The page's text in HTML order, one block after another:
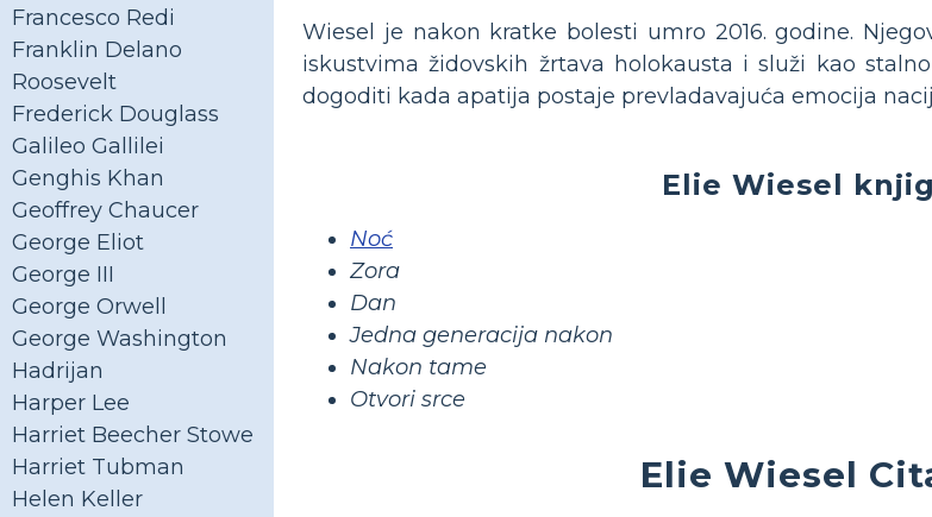
Francesco Redi
Franklin Delano
Roosevelt
Frederick Douglass
Galileo Gallilei
Genghis Khan
Geoffrey Chaucer
George Eliot
George III
George Orwell
George Washington
Hadrijan
Harper Lee
Harriet Beecher Stowe
Harriet Tubman
Helen Keller
Wiesel je nakon kratke bolesti umro 2016. godine.
iskustvima židovskih žrtava holokausta i služi kao
dogoditi kada apatija postaje prevladavajuća emocija
Elie Wiesel
Noć
Zora
Dan
Jedna generacija nakon
Nakon tame
Otvori srce
Elie Wiesel